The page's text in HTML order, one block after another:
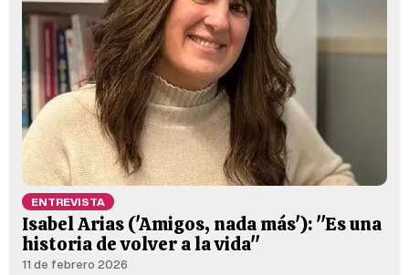
ENTREVISTA
Isabel Arias ('Amigos, nada más'): "Es una
historia de volver a la vida"
11 de febrero 2026